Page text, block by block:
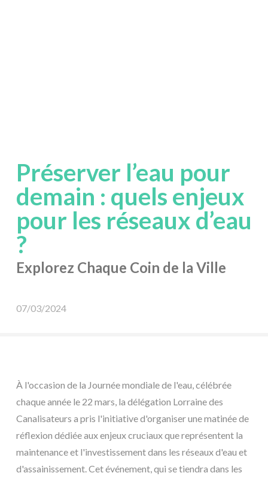
Préserver l’eau pour
demain : quels enjeux
pour les réseaux d’eau
?
Explorez Chaque Coin de la Ville
07/03/2024
À l'occasion de la Journée mondiale de l'eau, célébrée
chaque année le 22 mars, la délégation Lorraine des
Canalisateurs a pris l'initiative d'organiser une matinée de
réflexion dédiée aux enjeux cruciaux que représentent la
maintenance et l'investissement dans les réseaux d'eau et
d'assainissement. Cet événement, qui se tiendra dans les